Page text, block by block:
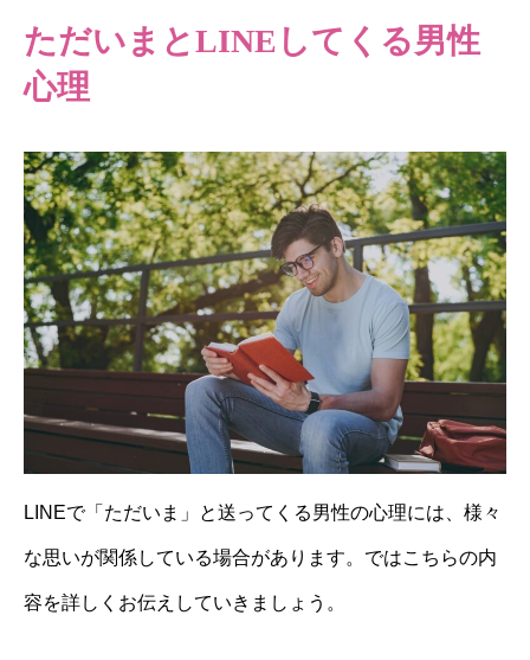
ただいまとLINEしてくる男性
心理
LINEで「ただいま」と送ってくる男性の心理には、様々
な思いが関係している場合があります。ではこちらの内
容を詳しくお伝えしていきましょう。